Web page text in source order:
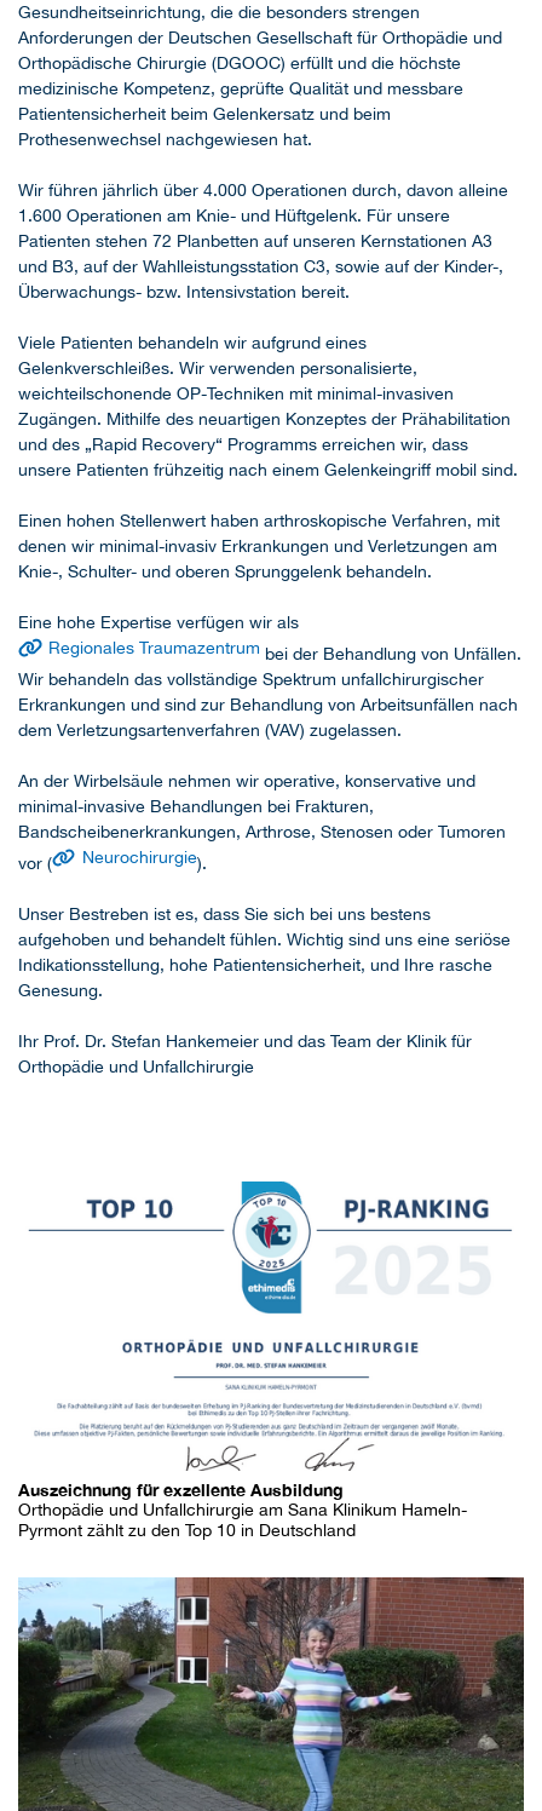
Gesundheitseinrichtung, die die besonders strengen
Anforderungen der Deutschen Gesellschaft für Orthopädie und
Orthopädische Chirurgie (DGOOC) erfüllt und die höchste
medizinische Kompetenz, geprüfte Qualität und messbare
Patientensicherheit beim Gelenkersatz und beim
Prothesenwechsel nachgewiesen hat.
Wir führen jährlich über 4.000 Operationen durch, davon alleine
1.600 Operationen am Knie- und Hüftgelenk. Für unsere
Patienten stehen 72 Planbetten auf unseren Kernstationen A3
und B3, auf der Wahlleistungsstation C3, sowie auf der Kinder-,
Überwachungs- bzw. Intensivstation bereit.
Viele Patienten behandeln wir aufgrund eines
Gelenkverschleißes. Wir verwenden personalisierte,
weichteilschonende OP-Techniken mit minimal-invasiven
Zugängen. Mithilfe des neuartigen Konzeptes der Prähabilitation
und des „Rapid Recovery“ Programms erreichen wir, dass
unsere Patienten frühzeitig nach einem Gelenkeingriff mobil sind.
Einen hohen Stellenwert haben arthroskopische Verfahren, mit
denen wir minimal-invasiv Erkrankungen und Verletzungen am
Knie-, Schulter- und oberen Sprunggelenk behandeln.
Eine hohe Expertise verfügen wir als
Regionales Traumazentrum bei der Behandlung von Unfällen.
Wir behandeln das vollständige Spektrum unfallchirurgischer
Erkrankungen und sind zur Behandlung von Arbeitsunfällen nach
dem Verletzungsartenverfahren (VAV) zugelassen.
An der Wirbelsäule nehmen wir operative, konservative und
minimal-invasive Behandlungen bei Frakturen,
Bandscheibenerkrankungen, Arthrose, Stenosen oder Tumoren
vor (
Neurochirurgie).
Unser Bestreben ist es, dass Sie sich bei uns bestens
aufgehoben und behandelt fühlen. Wichtig sind uns eine seriöse
Indikationsstellung, hohe Patientensicherheit, und Ihre rasche
Genesung.
Ihr Prof. Dr. Stefan Hankemeier und das Team der Klinik für
Orthopädie und Unfallchirurgie
Auszeichnung für exzellente Ausbildung
Orthopädie und Unfallchirurgie am Sana Klinikum Hameln-
Pyrmont zählt zu den Top 10 in Deutschland